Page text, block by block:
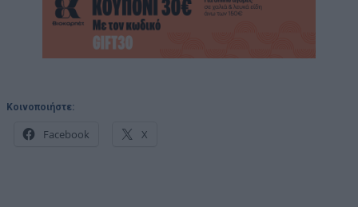
Κοινοποιήστε:
Facebook X